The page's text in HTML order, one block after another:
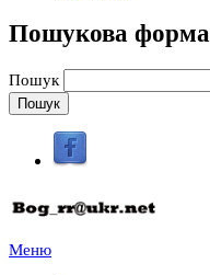
Пошукова форма
Пошук
Меню